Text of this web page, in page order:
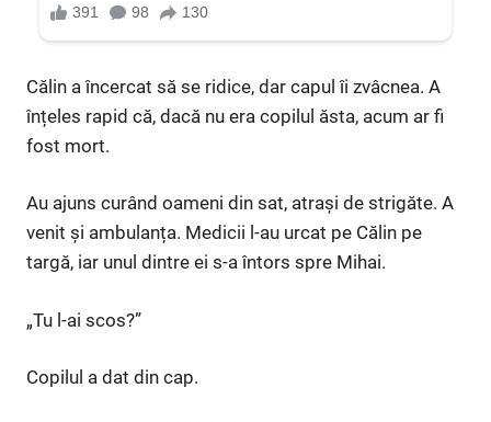
Călin a încercat să se ridice, dar capul îi zvâcnea. A
înțeles rapid că, dacă nu era copilul ăsta, acum ar fi
fost mort.
Au ajuns curând oameni din sat, atrași de strigăte. A
venit și ambulanța. Medicii l-au urcat pe Călin pe
targă, iar unul dintre ei s-a întors spre Mihai.
„Tu l-ai scos?”
Copilul a dat din cap.